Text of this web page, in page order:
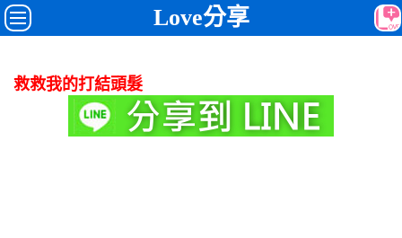
Love分享
救救我的打結頭髮